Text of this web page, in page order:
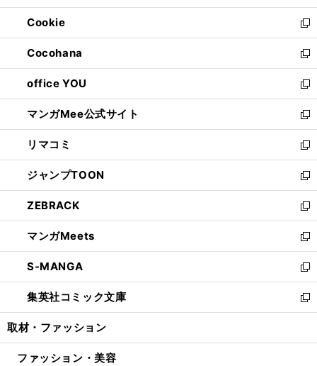
開
く
ウ
で
開
く
ン
ド
ウ
で
開
く
ウ
ィ
ン
ド
ウ
で
開
く
Cookie
新
し
い
ウ
ィ
ン
ド
ウ
で
開
く
Cocohana
新
し
い
ウ
ィ
ン
ド
ウ
で
開
く
office YOU
新
し
い
ウ
ィ
ン
ド
ウ
で
開
く
マンガMee公式サイト
新
し
い
ウ
ィ
ン
ド
ウ
で
開
く
リマコミ
新
し
い
ウ
ィ
ン
ド
ウ
で
開
く
ジャンプTOON
新
し
い
ウ
ィ
ン
ド
ウ
で
開
ZEBRACK
新
し
い
ウ
ィ
ン
ド
ウ
開
マンガMeets
新
し
い
ウ
ィ
ン
ウ
S-MANGA
新
し
い
ウ
ン
集英社コミック文庫
新
し
ウ
取材・ファッション
ファッション・美容